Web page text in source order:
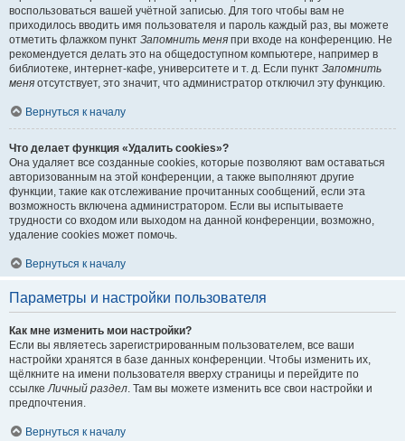
воспользоваться вашей учётной записью. Для того чтобы вам не
приходилось вводить имя пользователя и пароль каждый раз, вы можете
отметить флажком пункт Запомнить меня при входе на конференцию. Не
рекомендуется делать это на общедоступном компьютере, например в
библиотеке, интернет-кафе, университете и т. д. Если пункт Запомнить
меня отсутствует, это значит, что администратор отключил эту функцию.
Вернуться к началу
Что делает функция «Удалить cookies»?
Она удаляет все созданные cookies, которые позволяют вам оставаться
авторизованным на этой конференции, а также выполняют другие
функции, такие как отслеживание прочитанных сообщений, если эта
возможность включена администратором. Если вы испытываете
трудности со входом или выходом на данной конференции, возможно,
удаление cookies может помочь.
Вернуться к началу
Параметры и настройки пользователя
Как мне изменить мои настройки?
Если вы являетесь зарегистрированным пользователем, все ваши
настройки хранятся в базе данных конференции. Чтобы изменить их,
щёлкните на имени пользователя вверху страницы и перейдите по
ссылкеЛичный раздел. Там вы можете изменить все свои настройки и
предпочтения.
Вернуться к началу